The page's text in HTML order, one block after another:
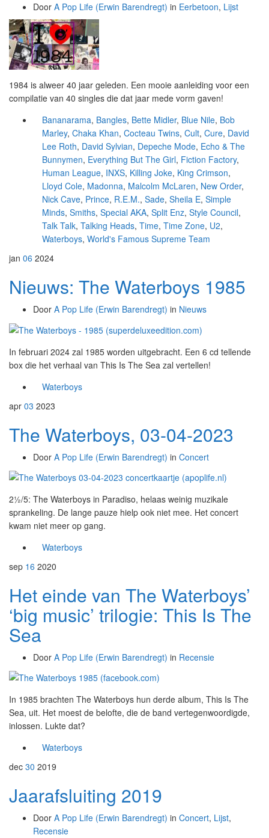
Door A Pop Life (Erwin Barendregt) in Eerbetoon, Lijst
1984 is alweer 40 jaar geleden. Een mooie aanleiding voor een
compilatie van 40 singles die dat jaar mede vorm gaven!
Bananarama, Bangles, Bette Midler, Blue Nile, Bob
Marley, Chaka Khan, Cocteau Twins, Cult, Cure, David
Lee Roth, David Sylvian, Depeche Mode, Echo & The
Bunnymen, Everything But The Girl, Fiction Factory,
Human League, INXS, Killing Joke, King Crimson,
Lloyd Cole, Madonna, Malcolm McLaren, New Order,
Nick Cave, Prince, R.E.M., Sade, Sheila E, Simple
Minds, Smiths, Special AKA, Split Enz, Style Council,
Talk Talk, Talking Heads, Time, Time Zone, U2,
Waterboys, World's Famous Supreme Team
jan 06 2024
Nieuws: The Waterboys 1985
Door A Pop Life (Erwin Barendregt) in Nieuws
In februari 2024 zal 1985 worden uitgebracht. Een 6 cd tellende
box die het verhaal van This Is The Sea zal vertellen!
Waterboys
apr 03 2023
The Waterboys, 03-04-2023
Door A Pop Life (Erwin Barendregt) in Concert
2½/5: The Waterboys in Paradiso, helaas weinig muzikale
sprankeling. De lange pauze hielp ook niet mee. Het concert
kwam niet meer op gang.
Waterboys
sep 16 2020
Het einde van The Waterboys’
‘big music’ trilogie: This Is The
Sea
Door A Pop Life (Erwin Barendregt) in Recensie
In 1985 brachten The Waterboys hun derde album, This Is The
Sea, uit. Het moest de belofte, die de band vertegenwoordigde,
inlossen. Lukte dat?
Waterboys
dec 30 2019
Jaarafsluiting 2019
Door A Pop Life (Erwin Barendregt) in Concert, Lijst,
Recensie